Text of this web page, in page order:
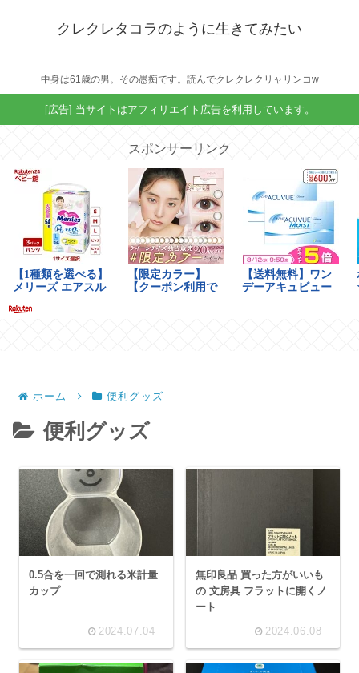
クレクレタコラのように生きてみたい
中身は61歳の男。その愚痴です。読んでクレクレクリャリンコw
[広告] 当サイトはアフィリエイト広告を利用しています。
スポンサーリンク
ホーム 便利グッズ
便利グッズ
0.5合を一回で測れる米計量
カップ
2024.07.04
無印良品 買った方がいいも
の 文房具 フラットに開くノ
ート
2024.06.08